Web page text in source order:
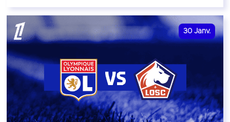
30 Janv.